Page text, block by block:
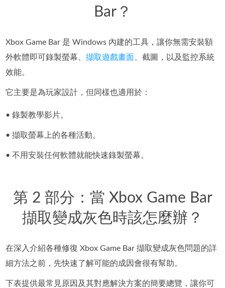
Bar？
Xbox Game Bar 是 Windows 內建的工具，讓你無需安裝額
外軟體即可錄製螢幕、擷取遊戲畫面
、截圖，以及監控系統
效能。
它主要是為玩家設計，但同樣也適用於：
• 錄製教學影片。
• 擷取螢幕上的各種活動。
• 不用安裝任何軟體就能快速錄製螢幕。
第 2 部分：當 Xbox Game Bar
擷取變成灰色時該怎麼辦？
在深入介紹各種修復 Xbox Game Bar 擷取變成灰色問題的詳
細方法之前，先快速了解可能的成因會很有幫助。
下表提供最常見原因及其對應解決方案的簡要總覽，讓你可